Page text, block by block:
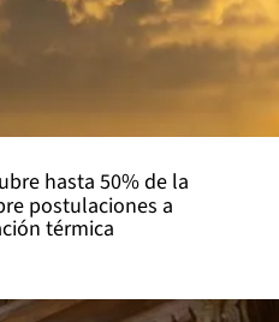
hasta 50% de la
postulaciones a
térmica